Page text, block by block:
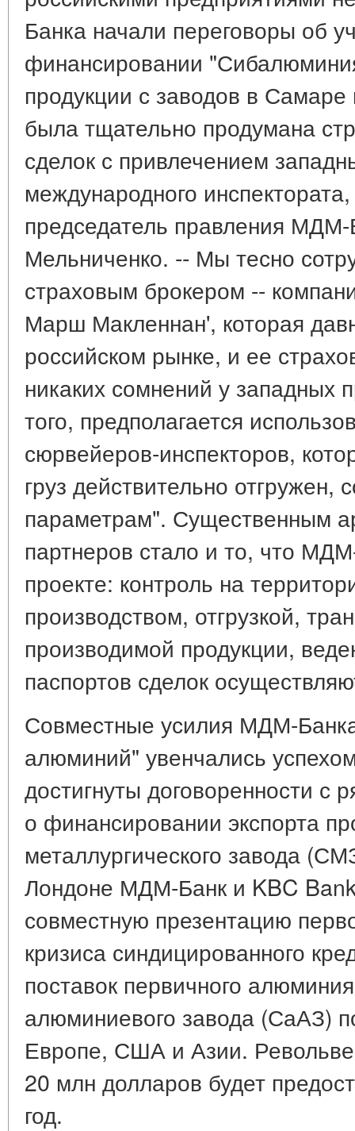
Банка начали переговоры об
финансировании
продукции с заводов в
была тщательно продумана
сделок с привлечением
международного
председатель правления
Мельниченко. -- Мы тесно
страховым брокером --
Марш Макленнан', которая
российском рынке, и ее
никаких сомнений у западных
того, предполагается
сюрвейеров-инспекторов,
груз действительно отгружен,
параметрам". Существенным
партнеров стало и то, что
проекте: контроль на
производством, отгрузкой,
производимой продукции,
паспортов сделок
Совместные усилия МДМ-
алюминий" увенчались
достигнуты договоренности с
о финансировании экспорта
металлургического завода
Лондоне МДМ-Банк и KBC
совместную презентацию
кризиса синдицированного
поставок первичного
алюминиевого завода (СаАЗ)
Европе, США и Азии.
20 млн долларов будет
год.